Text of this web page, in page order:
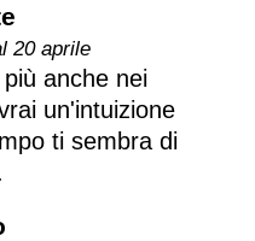
20 aprile
anche nei
un'intuizione
ti sembra di